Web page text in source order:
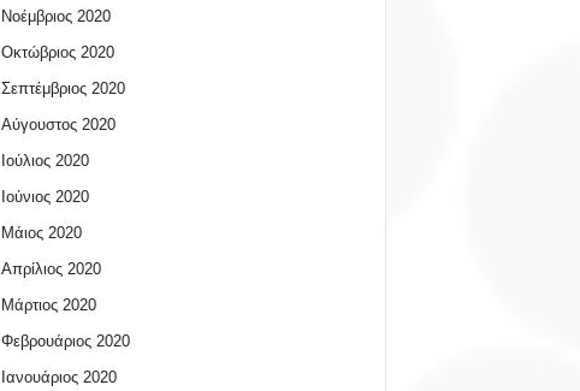
Νοέμβριος 2020
Οκτώβριος 2020
Σεπτέμβριος 2020
Αύγουστος 2020
Ιούλιος 2020
Ιούνιος 2020
Μάιος 2020
Απρίλιος 2020
Μάρτιος 2020
Φεβρουάριος 2020
Ιανουάριος 2020